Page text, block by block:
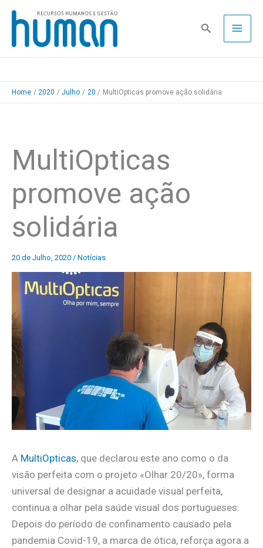
Skip
content
Pesquisa
Home 2020 Julho 20 MultiOpticas promove ação solidária
MultiOpticas
promove ação
solidária
20 de Julho, 2020 / Notícias
A MultiOpticas, que declarou este ano como o da
visão perfeita com o projeto «Olhar 20/20», forma
universal de designar a acuidade visual perfeita,
continua a olhar pela saúde visual dos portugueses.
Depois do período de confinamento causado pela
pandemia Covid-19, a marca de ótica, reforça agora a